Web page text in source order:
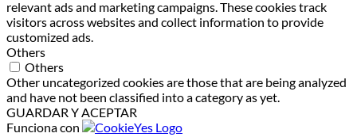
relevant ads and marketing campaigns. These cookies track
visitors across websites and collect information to provide
customized ads.
Others
Others
Other uncategorized cookies are those that are being analyzed
and have not been classified into a category as yet.
GUARDAR Y ACEPTAR
Funciona con